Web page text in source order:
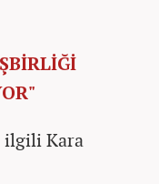
ilgili Kara